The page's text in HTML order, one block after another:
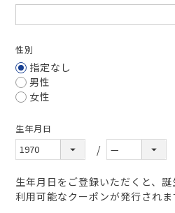
須)
性別
指定なし
男性
女性
生年月日
生年月日をご登録いただくと、
利用可能なクーポンが発行され